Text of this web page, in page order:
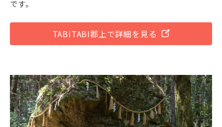
です。
TABITABI郡上で詳細を見る